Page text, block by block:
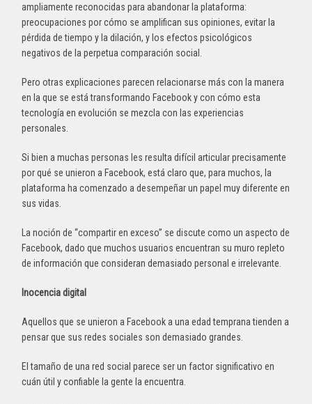
ampliamente reconocidas para abandonar la plataforma:
preocupaciones por cómo se amplifican sus opiniones, evitar la
pérdida de tiempo y la dilación, y los efectos psicológicos
negativos de la perpetua comparación social.
Pero otras explicaciones parecen relacionarse más con la manera
en la que se está transformando Facebook y con cómo esta
tecnología en evolución se mezcla con las experiencias
personales.
Si bien a muchas personas les resulta difícil articular precisamente
por qué se unieron a Facebook, está claro que, para muchos, la
plataforma ha comenzado a desempeñar un papel muy diferente en
sus vidas.
La noción de “compartir en exceso” se discute como un aspecto de
Facebook, dado que muchos usuarios encuentran su muro repleto
de información que consideran demasiado personal e irrelevante.
Inocencia digital
Aquellos que se unieron a Facebook a una edad temprana tienden a
pensar que sus redes sociales son demasiado grandes.
El tamaño de una red social parece ser un factor significativo en
cuán útil y confiable la gente la encuentra.